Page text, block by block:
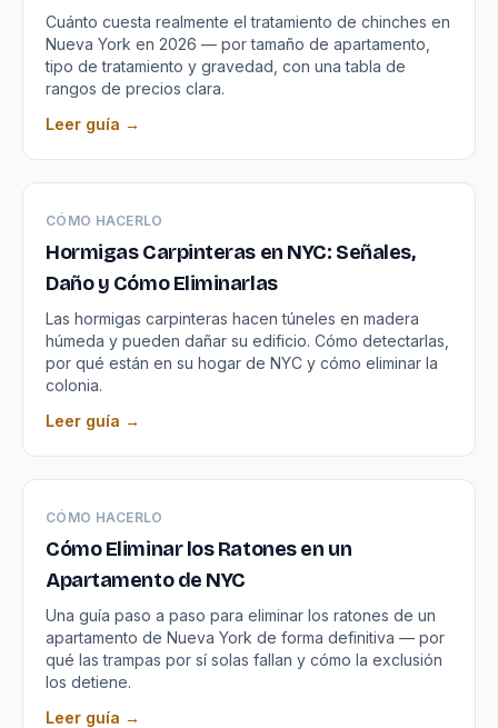
Cuánto cuesta realmente el tratamiento de chinches en
Nueva York en 2026 — por tamaño de apartamento,
tipo de tratamiento y gravedad, con una tabla de
rangos de precios clara.
Leer guía →
CÓMO HACERLO
Hormigas Carpinteras en NYC: Señales,
Daño y Cómo Eliminarlas
Las hormigas carpinteras hacen túneles en madera
húmeda y pueden dañar su edificio. Cómo detectarlas,
por qué están en su hogar de NYC y cómo eliminar la
colonia.
Leer guía →
CÓMO HACERLO
Cómo Eliminar los Ratones en un
Apartamento de NYC
Una guía paso a paso para eliminar los ratones de un
apartamento de Nueva York de forma definitiva — por
qué las trampas por sí solas fallan y cómo la exclusión
los detiene.
Leer guía →